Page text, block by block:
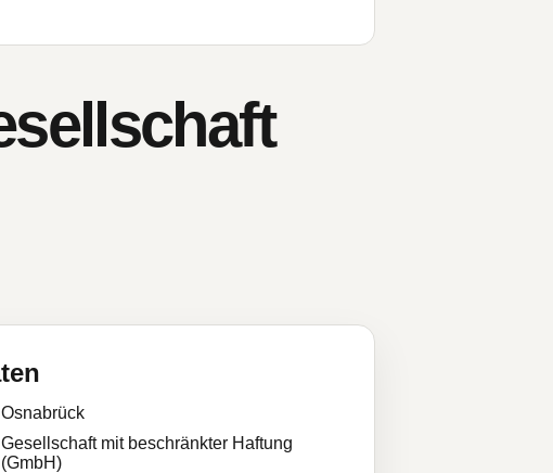
Osnabrück
Gesellschaft mit beschränkter Haftung
(GmbH)